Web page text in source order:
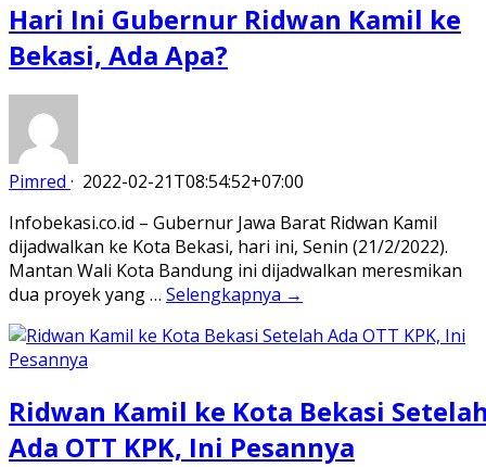
Hari Ini Gubernur Ridwan Kamil ke
Bekasi, Ada Apa?
Pimred · 2022-02-21T08:54:52+07:00
Infobekasi.co.id – Gubernur Jawa Barat Ridwan Kamil
dijadwalkan ke Kota Bekasi, hari ini, Senin (21/2/2022).
Mantan Wali Kota Bandung ini dijadwalkan meresmikan
dua proyek yang … Selengkapnya →
Ridwan Kamil ke Kota Bekasi
Ada OTT KPK, Ini Pesannya